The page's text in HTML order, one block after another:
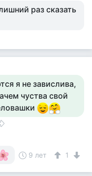
раз сказать
я не завислива,
чуства свой
9 лет 1